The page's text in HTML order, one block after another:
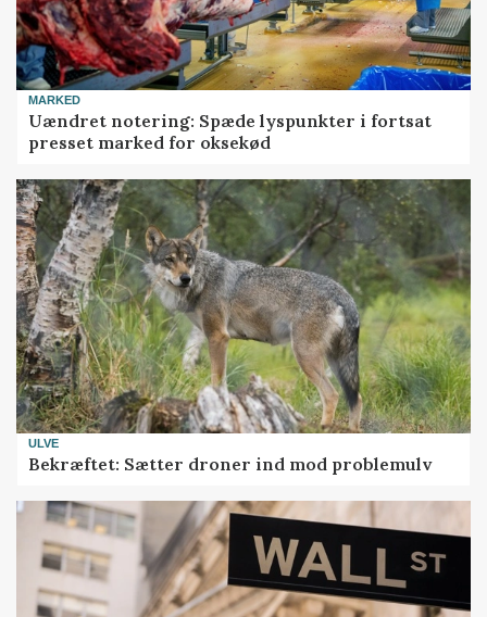
MARKED
Uændret notering: Spæde lyspunkter i fortsat
presset marked for oksekød
ULVE
Bekræftet: Sætter droner ind mod problemulv